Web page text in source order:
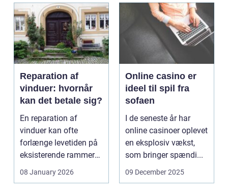
Reparation af
vinduer: hvornår
kan det betale sig?
En reparation af
vinduer kan ofte
forlænge levetiden på
eksisterende rammer
og glas med ...
08 January 2026
Online casino er
ideel til spil fra
sofaen
I de seneste år har
online casinoer oplevet
en eksplosiv vækst,
som bringer spændi...
09 December 2025